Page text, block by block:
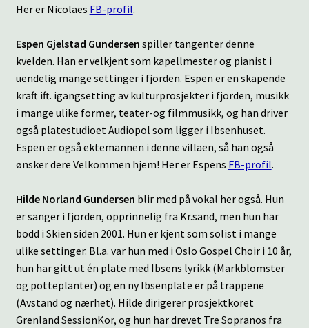
Her er Nicolaes FB-profil.
Espen Gjelstad Gundersen spiller tangenter denne
kvelden. Han er velkjent som kapellmester og pianist i
uendelig mange settinger i fjorden. Espen er en skapende
kraft ift. igangsetting av kulturprosjekter i fjorden, musikk
i mange ulike former, teater-og filmmusikk, og han driver
også platestudioet Audiopol som ligger i Ibsenhuset.
Espen er også ektemannen i denne villaen, så han også
ønsker dere Velkommen hjem! Her er Espens FB-profil.
Hilde Norland Gundersen blir med på vokal her også. Hun
er sanger i fjorden, opprinnelig fra Kr.sand, men hun har
bodd i Skien siden 2001. Hun er kjent som solist i mange
ulike settinger. Bl.a. var hun med i Oslo Gospel Choir i 10 år,
hun har gitt ut én plate med Ibsens lyrikk (Markblomster
og potteplanter) og en ny Ibsenplate er på trappene
(Avstand og nærhet). Hilde dirigerer prosjektkoret
Grenland SessionKor, og hun har drevet Tre Sopranos fra